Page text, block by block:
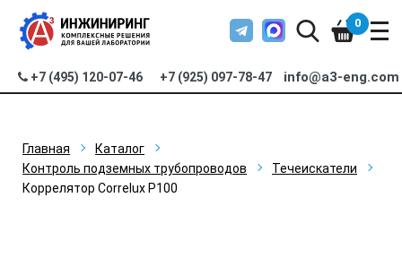
+7 (495) 120-07-46 +7 (925) 097-78-47 info@a3-eng.com
0
Главная
Каталог
Контроль подземных трубопроводов
Течеискатели
Коррелятор Correlux P100